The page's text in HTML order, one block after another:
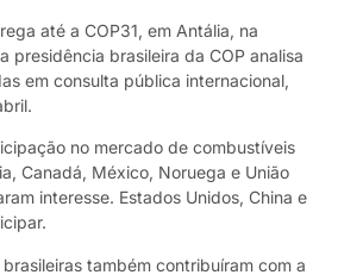
até a COP31, em Antália, na
presidência brasileira da COP analisa
em consulta pública internacional,
no mercado de combustíveis
Canadá, México, Noruega e União
interesse. Estados Unidos, China e
também contribuíram com a